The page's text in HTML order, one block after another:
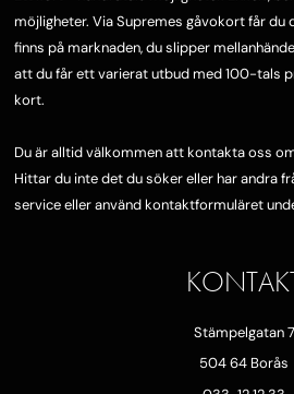
möjligheter. Via Supremes gåvokort får
finns på marknaden, du slipper
att du får ett varierat utbud med 100-tals
kort.
Du är alltid välkommen att kontakta oss
Hittar du inte det du söker eller har andra
service eller använd kontaktformuläret
Stämpelgatan 7
504 64 Borås